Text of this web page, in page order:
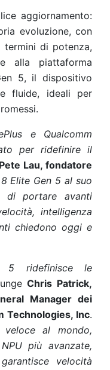
aggiornamento:
evoluzione, con
di potenza,
alla piattaforma
5, il dispositivo
fluide, ideali per
e Qualcomm
per ridefinire il
Pete Lau, fondatore
Elite Gen 5 al suo
di portare avanti
intelligenza
chiedono oggi e
5 ridefinisce le
Chris Patrick,
Manager dei
Technologies, Inc.
al mondo,
più avanzate,
velocità